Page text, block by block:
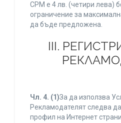
CPM е 4 лв. (четири лева)
ограничение за
да бъде предложена.
ІІІ.
Чл. 4. (1)За да използва
Рекламодателят следва
профил на Интернет